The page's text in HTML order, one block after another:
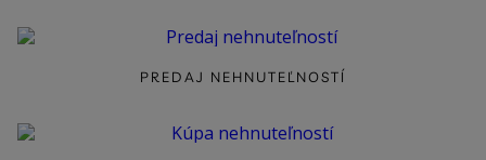
PREDAJ NEHNUTEĽNOSTÍ